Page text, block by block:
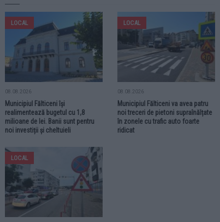
LOCAL
08.08.2026
Municipiul Fălticeni își
realimentează bugetul cu 1,8
milioane de lei. Banii sunt pentru
noi investiții și cheltuieli
LOCAL
08.08.2026
Municipiul Fălticeni va avea patru
noi treceri de pietoni supraînălțate
în zonele cu trafic auto foarte
ridicat
LOCAL